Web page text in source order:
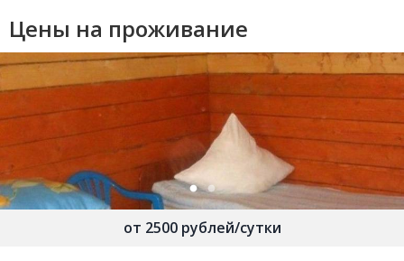
Цены на проживание
от 2500 рублей/сутки